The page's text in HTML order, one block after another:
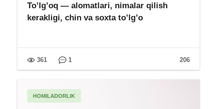
To’lg’oq — alomatlari, nimalar qilish
kerakligi, chin va soxta to’lg’o
206
361 1
HOMILADORLIK